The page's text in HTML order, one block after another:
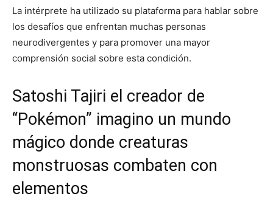
La intérprete ha utilizado su plataforma para hablar sobre
los desafíos que enfrentan muchas personas
neurodivergentes y para promover una mayor
comprensión social sobre esta condición.
Satoshi Tajiri el creador de
“Pokémon” imagino un mundo
mágico donde creaturas
monstruosas combaten con
elementos